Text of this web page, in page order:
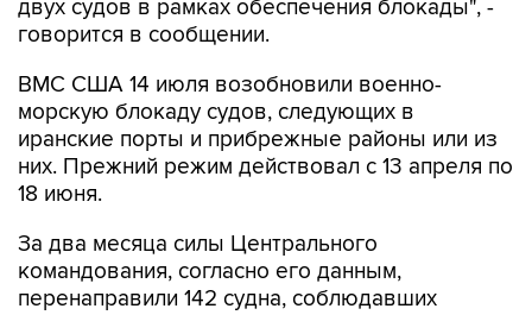
ВМС США 14 июля возобновили военно-
иранские порты и прибрежные районы или из
них. Прежний режим действовал с 13 апреля по
18 июня.
За два месяца силы Центрального
перенаправили 142 судна, соблюдавших
блокаду, вывели из строя девять судов, не
соблюдавших ее, и позволили более чем 50